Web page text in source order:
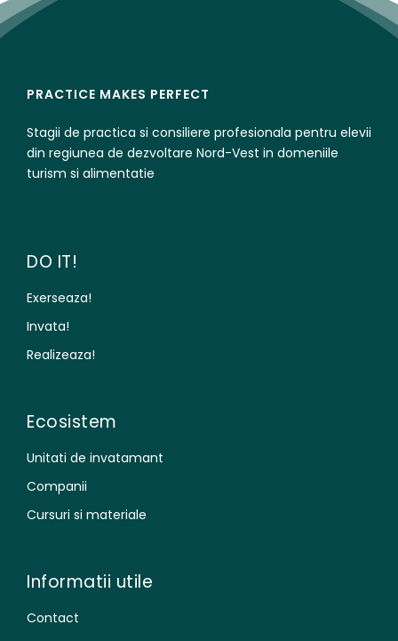
PRACTICE MAKES PERFECT
Stagii de practica si consiliere profesionala pentru elevii
din regiunea de dezvoltare Nord-Vest in domeniile
turism si alimentatie
DO IT!
Exerseaza!
Invata!
Realizeaza!
Ecosistem
Unitati de invatamant
Companii
Cursuri si materiale
Informatii utile
Contact